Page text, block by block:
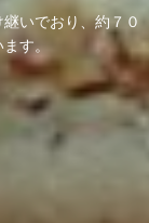
いでおり、約７０
す。